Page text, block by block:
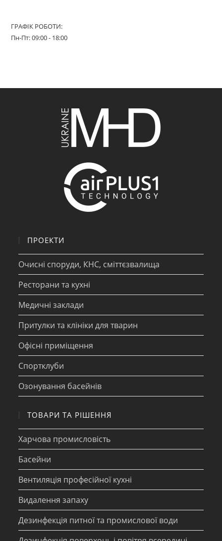
ГРАФІК РОБОТИ:
Пн-Пт: 09:00 - 18:00
ПРОЕКТИ
Очисні споруди, КНС, сміттєзвалища
Ресторани та кухні
Медичні заклади
Притулки та клініки для тварин
Офісні приміщення
Спортклуби
Озонування басейнів
ТОВАРИ ТА РІШЕННЯ
Харчова промисловість
Басейни
Вентиляція професійної кухні
Видалення запаху
Дезинфекція питної та промислової води